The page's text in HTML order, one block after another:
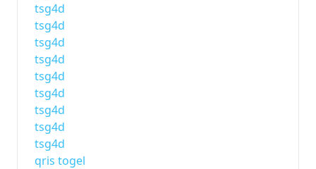
tsg4d
tsg4d
tsg4d
tsg4d
tsg4d
tsg4d
tsg4d
tsg4d
tsg4d
qris togel